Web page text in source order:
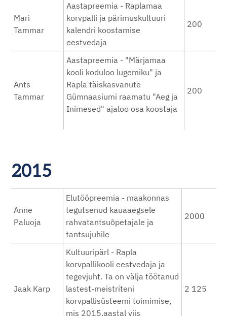
Mari
Tammar
Aastapreemia - Raplamaa
korvpalli ja pärimuskultuuri
kalendri koostamise
eestvedaja
200
Ants
Tammar
Aastapreemia - "Märjamaa
kooli koduloo lugemiku" ja
Rapla täiskasvanute
Gümnaasiumi raamatu "Aeg ja
Inimesed" ajaloo osa koostaja
200
2015
Anne
Paluoja
Elutööpreemia - maakonnas
tegutsenud kauaaegsele
rahvatantsuõpetajale ja
tantsujuhile
2000
Jaak Karp
Kultuuripärl - Rapla
korvpallikooli eestvedaja ja
tegevjuht. Ta on välja töötanud
lastest-meistriteni
korvpallisüsteemi toimimise,
mis 2015.aastal viis
2 125